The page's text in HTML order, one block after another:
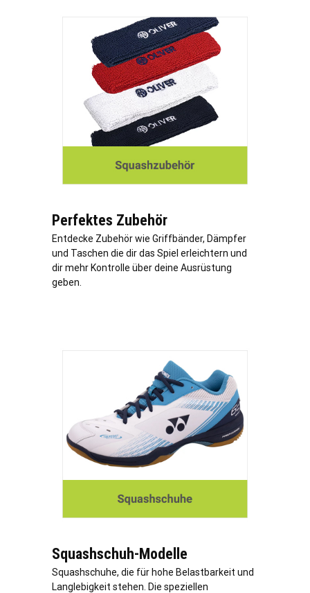
Perfektes Zubehör
Entdecke Zubehör wie Griffbänder, Dämpfer
und Taschen die dir das Spiel erleichtern und
dir mehr Kontrolle über deine Ausrüstung
geben.
Squashschuh-Modelle
Squashschuhe, die für hohe Belastbarkeit und
Langlebigkeit stehen. Die speziellen